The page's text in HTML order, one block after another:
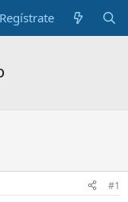
Regístrate
#1